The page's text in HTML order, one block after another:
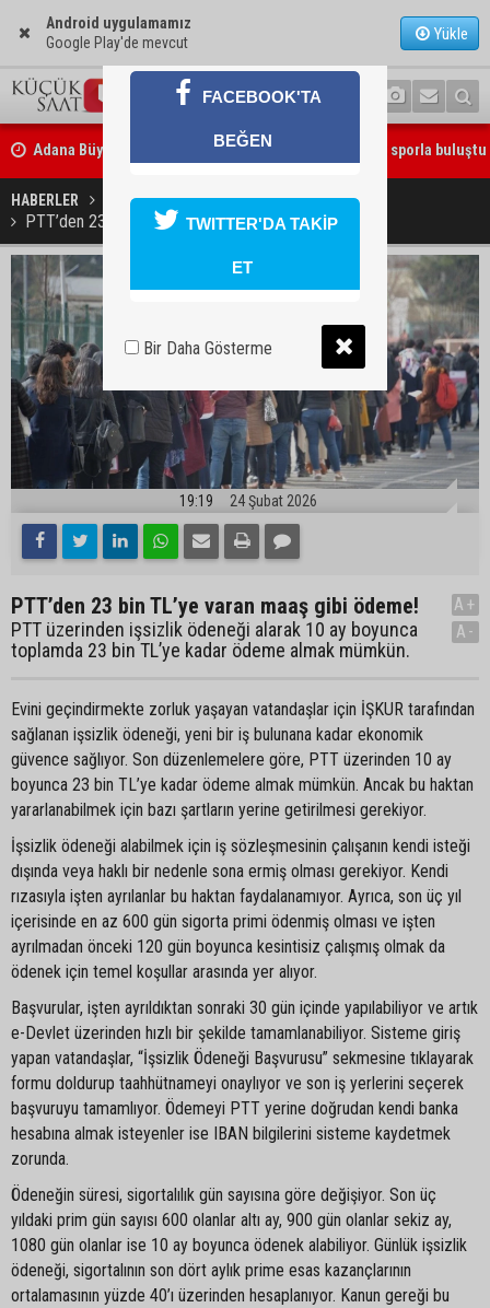
Android uygulamamız
Google Play'de mevcut
Yükle
Adana Büyükşehir Yaz Spor Okulları’nda 30 bin çocuk sporla buluştu
Beşiktaş dosyasında iki tahliye: Özcan Zenger ve Utku Caner
bırakıldı
HABERLER EKONOMİ
PTT’den 23 bin TL’ye varan maaş gibi ödeme!
19:19 24 Şubat 2026
PTT’den 23 bin TL’ye varan maaş gibi ödeme!
PTT üzerinden işsizlik ödeneği alarak 10 ay boyunca
toplamda 23 bin TL’ye kadar ödeme almak mümkün.
A+
A-
Evini geçindirmekte zorluk yaşayan vatandaşlar için İŞKUR tarafından
sağlanan işsizlik ödeneği, yeni bir iş bulunana kadar ekonomik
güvence sağlıyor. Son düzenlemelere göre, PTT üzerinden 10 ay
boyunca 23 bin TL’ye kadar ödeme almak mümkün. Ancak bu haktan
yararlanabilmek için bazı şartların yerine getirilmesi gerekiyor.
İşsizlik ödeneği alabilmek için iş sözleşmesinin çalışanın kendi isteği
dışında veya haklı bir nedenle sona ermiş olması gerekiyor. Kendi
rızasıyla işten ayrılanlar bu haktan faydalanamıyor. Ayrıca, son üç yıl
içerisinde en az 600 gün sigorta primi ödenmiş olması ve işten
ayrılmadan önceki 120 gün boyunca kesintisiz çalışmış olmak da
ödenek için temel koşullar arasında yer alıyor.
Başvurular, işten ayrıldıktan sonraki 30 gün içinde yapılabiliyor ve artık
e-Devlet üzerinden hızlı bir şekilde tamamlanabiliyor. Sisteme giriş
yapan vatandaşlar, “İşsizlik Ödeneği Başvurusu” sekmesine tıklayarak
formu doldurup taahhütnameyi onaylıyor ve son iş yerlerini seçerek
başvuruyu tamamlıyor. Ödemeyi PTT yerine doğrudan kendi banka
hesabına almak isteyenler ise IBAN bilgilerini sisteme kaydetmek
zorunda.
Ödeneğin süresi, sigortalılık gün sayısına göre değişiyor. Son üç
yıldaki prim gün sayısı 600 olanlar altı ay, 900 gün olanlar sekiz ay,
1080 gün olanlar ise 10 ay boyunca ödenek alabiliyor. Günlük işsizlik
ödeneği, sigortalının son dört aylık prime esas kazançlarının
ortalamasının yüzde 40’ı üzerinden hesaplanıyor. Kanun gereği bu
FACEBOOK'TA
BEĞEN
TWITTER'DA TAKİP
ET
Bir Daha Gösterme